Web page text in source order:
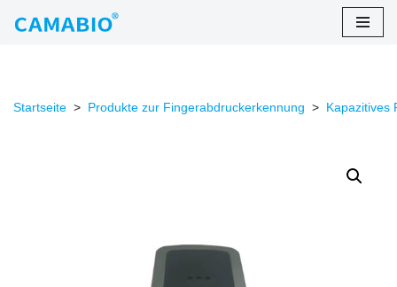
Startseite > Produkte zur Fingerabdruckerkennung > Kapazitives